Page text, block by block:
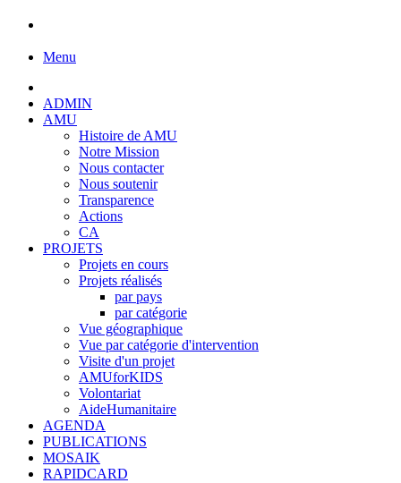
Menu
ADMIN
AMU
Histoire de AMU
Notre Mission
Nous contacter
Nous soutenir
Transparence
Actions
CA
PROJETS
Projets en cours
Projets réalisés
par pays
par catégorie
Vue géographique
Vue par catégorie d'intervention
Visite d'un projet
AMUforKIDS
Volontariat
AideHumanitaire
AGENDA
PUBLICATIONS
MOSAIK
RAPIDCARD